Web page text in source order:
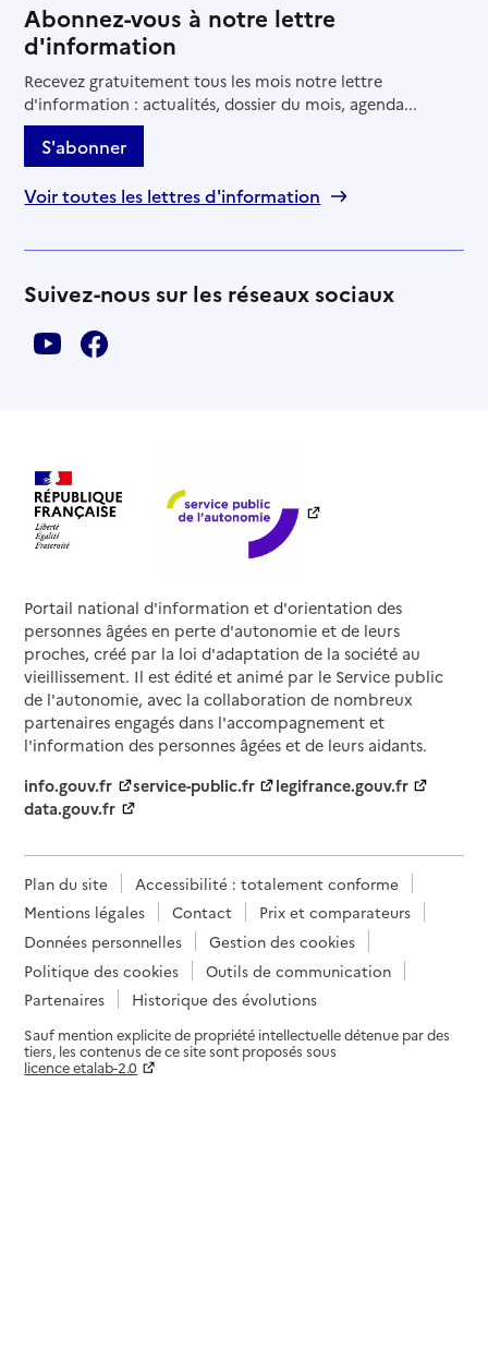
Abonnez-vous à notre lettre
d'information
Recevez gratuitement tous les mois notre lettre
d'information : actualités, dossier du mois, agenda...
S'abonner
Voir toutes les lettres d'information
Suivez-nous sur les réseaux sociaux
Portail national d'information et d'orientation des
personnes âgées en perte d'autonomie et de leurs
proches, créé par la loi d'adaptation de la société au
vieillissement. Il est édité et animé par le Service public
de l'autonomie, avec la collaboration de nombreux
partenaires engagés dans l'accompagnement et
l'information des personnes âgées et de leurs aidants.
info.gouv.fr
service-public.fr
legifrance.gouv.fr
data.gouv.fr
Plan du site
Accessibilité : totalement conforme
Mentions légales
Contact
Prix et comparateurs
Données personnelles
Gestion des cookies
Politique des cookies
Outils de communication
Partenaires
Historique des évolutions
Sauf mention explicite de propriété intellectuelle détenue par des
tiers, les contenus de ce site sont proposés sous
licence etalab-2.0